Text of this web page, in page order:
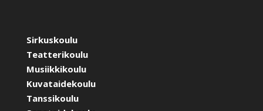
Sirkuskoulu
Teatterikoulu
Musiikkikoulu
Kuvataidekoulu
Tanssikoulu